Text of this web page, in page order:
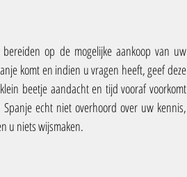
op de mogelijke aankoop van uw
komt en indien u vragen heeft, geef deze
beetje aandacht en tijd vooraf voorkomt
echt niet overhoord over uw kennis,
u niets wijsmaken.